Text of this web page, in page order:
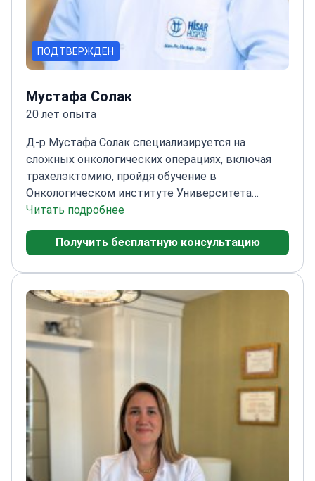
ПОДТВЕРЖДЕН
Мустафа Солак
20 лет опыта
Д-р Мустафа Солак специализируется на
сложных онкологических операциях, включая
трахелэктомию, пройдя обучение в
Онкологическом институте Университета
Хаджеттепе и Онкологическом центре им. М. Д.
Андерсона. Завершил ординатуру в Учебно-
исследовательской больнице Стамбула Шишли
Онкологическом институте Университета
ХаджеттепеРаботал в Онкологическом центре
им. М. Д. Андерсона Техасского
университета
молочной железы, яичников и желудочно-
кишечного тракта
Читать подробнее
Получить бесплатную консультацию